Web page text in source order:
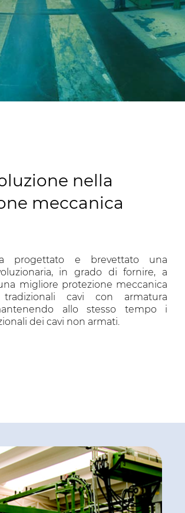
nella
meccanica
progettato e brevettato una
in grado di fornire, a
migliore protezione meccanica
cavi con armatura
allo stesso tempo i
dei cavi non armati.